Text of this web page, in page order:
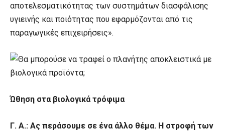
αποτελεσματικότητας των συστημάτων διασφάλισης
υγιεινής και ποιότητας που εφαρμόζονται από τις
παραγωγικές επιχειρήσεις».
Ώθηση στα βιολογικά τρόφιμα
Γ. Α.: Ας περάσουμε σε ένα άλλο θέμα. Η στροφή των